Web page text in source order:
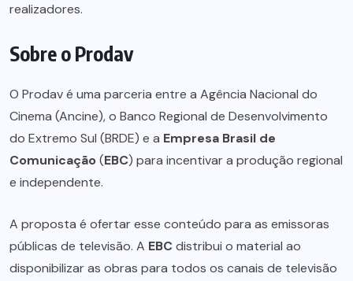
realizadores.
Sobre o Prodav
O Prodav é uma parceria entre a Agência Nacional do
Cinema (Ancine), o Banco Regional de Desenvolvimento
do Extremo Sul (BRDE) e a Empresa Brasil de
Comunicação(EBC) para incentivar a produção regional
e independente.
A proposta é ofertar esse conteúdo para as emissoras
públicas de televisão. A EBCdistribui o material ao
disponibilizar as obras para todos os canais de televisão